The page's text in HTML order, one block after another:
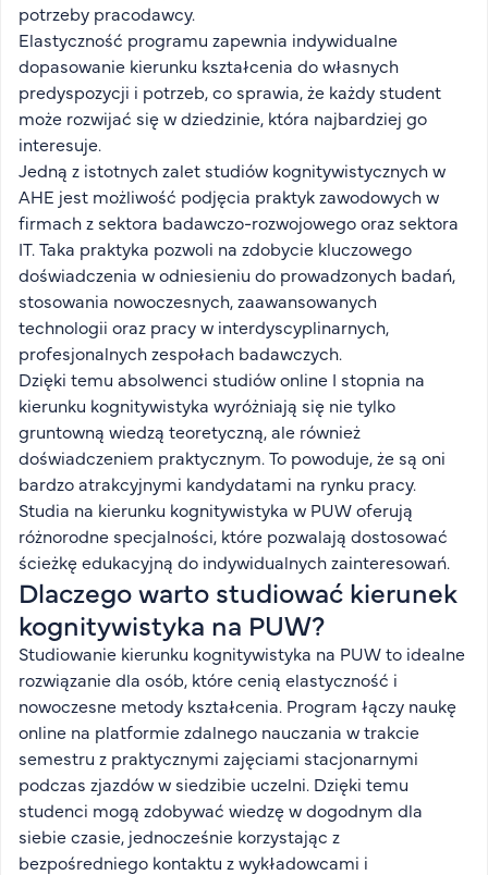
Wirtualny Pokój Studenta
potrzeby pracodawcy.
Elastyczność programu zapewnia indywidualne
dopasowanie kierunku kształcenia do własnych
predyspozycji i potrzeb, co sprawia, że każdy student
może rozwijać się w dziedzinie, która najbardziej go
interesuje.
Jedną z istotnych zalet studiów kognitywistycznych w
AHE jest możliwość podjęcia praktyk zawodowych w
firmach z sektora badawczo-rozwojowego oraz sektora
IT. Taka praktyka pozwoli na zdobycie kluczowego
doświadczenia w odniesieniu do prowadzonych badań,
stosowania nowoczesnych, zaawansowanych
technologii oraz pracy w interdyscyplinarnych,
profesjonalnych zespołach badawczych.
Dzięki temu absolwenci studiów online I stopnia na
kierunku kognitywistyka wyróżniają się nie tylko
gruntowną wiedzą teoretyczną, ale również
doświadczeniem praktycznym. To powoduje, że są oni
bardzo atrakcyjnymi kandydatami na rynku pracy.
Studia na kierunku kognitywistyka w PUW oferują
różnorodne specjalności, które pozwalają dostosować
ścieżkę edukacyjną do indywidualnych zainteresowań.
Dlaczego warto studiować kierunek
kognitywistyka na PUW?
Studiowanie kierunku kognitywistyka na PUW to idealne
rozwiązanie dla osób, które cenią elastyczność i
nowoczesne metody kształcenia. Program łączy naukę
online na platformie zdalnego nauczania w trakcie
semestru z praktycznymi zajęciami stacjonarnymi
podczas zjazdów w siedzibie uczelni. Dzięki temu
studenci mogą zdobywać wiedzę w dogodnym dla
siebie czasie, jednocześnie korzystając z
bezpośredniego kontaktu z wykładowcami i